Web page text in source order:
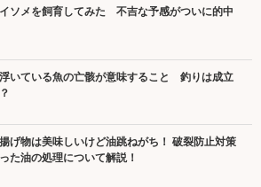
ソメを飼育してみた 不吉な予感がついに的中
いている魚の亡骸が意味すること 釣りは成立
げ物は美味しいけど油跳ねがち！ 破裂防止対策
た油の処理について解説！